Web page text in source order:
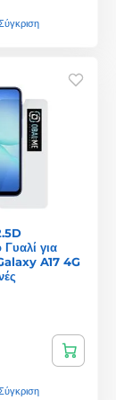
για
A17 4G